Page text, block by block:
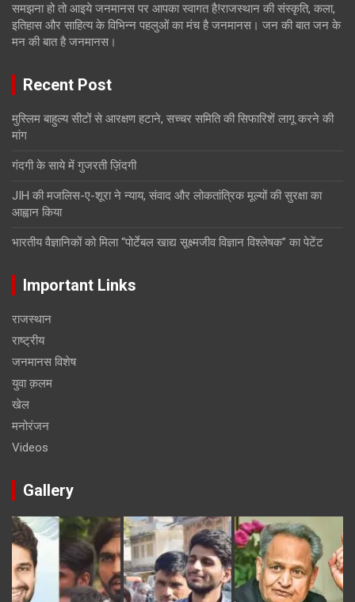
समझना हो तो आइये जनमानस पर आपका स्वागत है!राजस्थान की संस्कृति, कला,
इतिहास और साहित्य के विभिन्न पहलुओं का मंच है जनमानस। जन की बात जन के
मन की बात है जनमानस।
Recent Post
मुस्लिम बाहुल्य सीटों से आरक्षण हटाने, सच्चर समिति की सिफारिशें लागू करने की
मांग
गंदगी के साये में गुजरती ज़िंदगी
JIH की मजलिस-ए-शूरा ने न्याय, संवाद और लोकतांत्रिक मूल्यों की सुरक्षा का
आह्वान किया
भारतीय वैज्ञानिकों को मिला “पोर्टेबल खाद्य सूक्ष्मजीव विज्ञान विश्लेषक” का पेटेंट
Important Links
राजस्थान
राष्ट्रीय
जनमानस विशेष
युवा क़लम
खेल
मनोरंजन
Videos
Gallery